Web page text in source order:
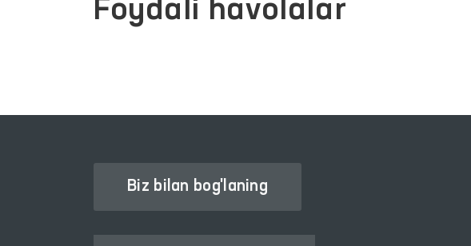
Foydali havolalar
Biz bilan bog'laning